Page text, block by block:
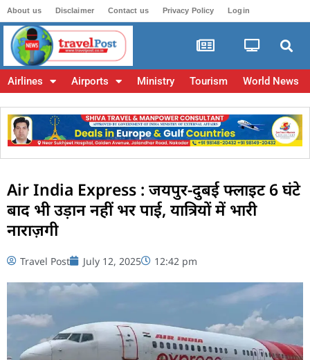
About us Disclaimer Contact us Privacy Policy Login
Airlines Airports Ministry Tourism World News
Air India Express : जयपुर-दुबई फ्लाइट 6 घंटे
बाद भी उड़ान नहीं भर पाई, यात्रियों में भारी
नाराज़गी
Travel Post July 12, 2025 12:42 pm